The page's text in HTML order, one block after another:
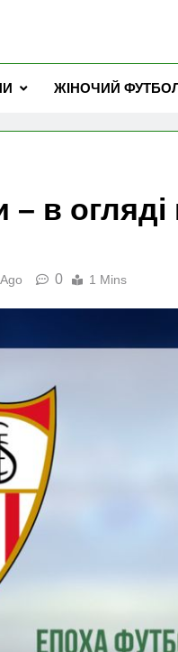
ЖІНОЧИЙ
в огляді
0 1 Mins